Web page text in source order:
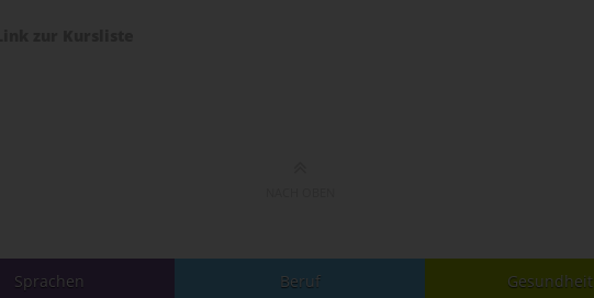
Sprachen Beruf Gesundheit